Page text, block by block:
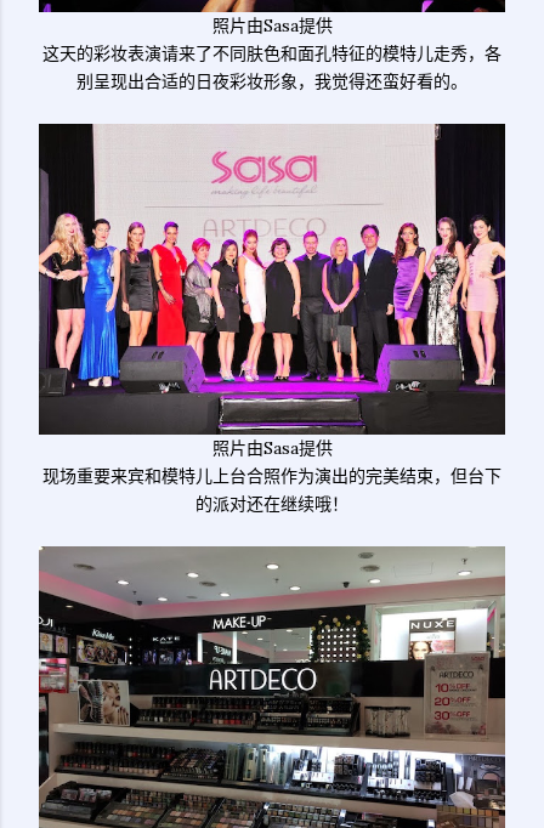
照片由Sasa提供
这天的彩妆表演请来了不同肤色和面孔特征的模特儿走秀，各
别呈现出合适的日夜彩妆形象，我觉得还蛮好看的。
照片由Sasa提供
现场重要来宾和模特儿上台合照作为演出的完美结束，但台下
的派对还在继续哦！